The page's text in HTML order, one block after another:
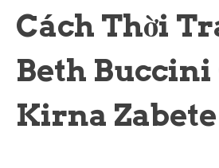
Cách Thời
Beth Buccini
Kirna Zabete